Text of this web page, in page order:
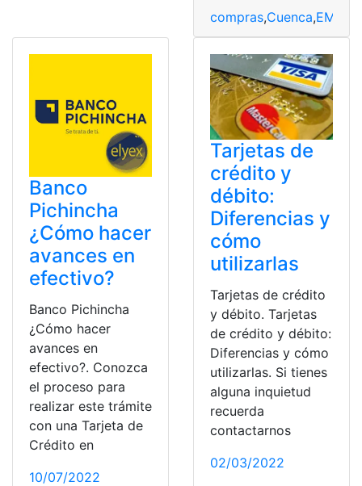
compras,Cuenca,EMOV
Banco
Pichincha
¿Cómo hacer
avances en
efectivo?
Banco Pichincha
¿Cómo hacer
avances en
efectivo?. Conozca
el proceso para
realizar este trámite
con una Tarjeta de
Crédito en
10/07/2022
Tarjetas de
crédito y
débito:
Diferencias y
cómo
utilizarlas
Tarjetas de crédito
y débito. Tarjetas
de crédito y débito:
Diferencias y cómo
utilizarlas. Si tienes
alguna inquietud
recuerda
contactarnos
02/03/2022